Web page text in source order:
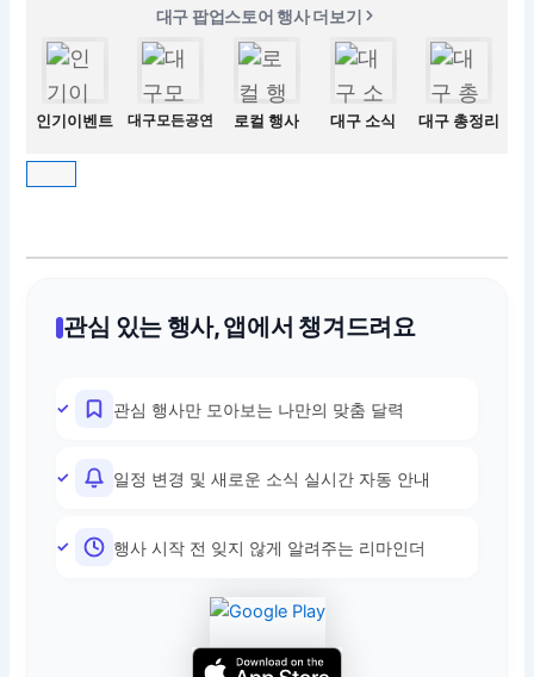
대구 팝업스토어 행사 더보기
인기이벤트 대구모든공연 로컬 행사 대구 소식 대구 총정리
관심 있는 행사, 앱에서 챙겨드려요
관심 행사만 모아보는 나만의 맞춤 달력
일정 변경 및 새로운 소식 실시간 자동 안내
행사 시작 전 잊지 않게 알려주는 리마인더